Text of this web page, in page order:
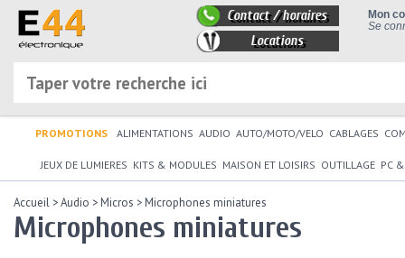
Mon
Se
Contact / horaires
Locations
PROMOTIONS ALIMENTATIONS AUDIO AUTO/MOTO/VELO CABLAGES
JEUX DE LUMIERES KITS & MODULES MAISON ET LOISIRS OUTILLAGE PC
Accueil >Audio >Micros >Microphones miniatures
Microphones miniatures